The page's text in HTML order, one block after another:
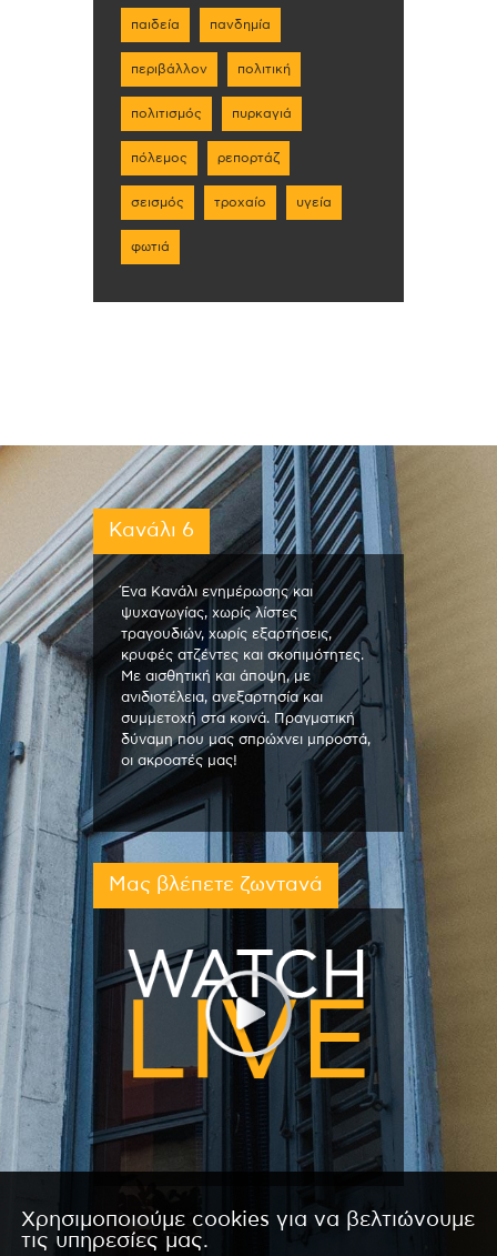
παιδεία πανδημία
περιβάλλον πολιτική
πολιτισμός πυρκαγιά
πόλεμος ρεπορτάζ
σεισμός τροχαίο υγεία
φωτιά
Κανάλι 6
Ένα Κανάλι ενημέρωσης και
ψυχαγωγίας, χωρίς λίστες
τραγουδιών, χωρίς εξαρτήσεις,
κρυφές ατζέντες και σκοπιμότητες.
Με αισθητική και άποψη, με
ανιδιοτέλεια, ανεξαρτησία και
συμμετοχή στα κοινά. Πραγματική
δύναμη που μας σπρώχνει μπροστά,
οι ακροατές μας!
Μας βλέπετε ζωντανά
Χρησιμοποιούμε cookies για να βελτιώνουμε
τις υπηρεσίες μας.